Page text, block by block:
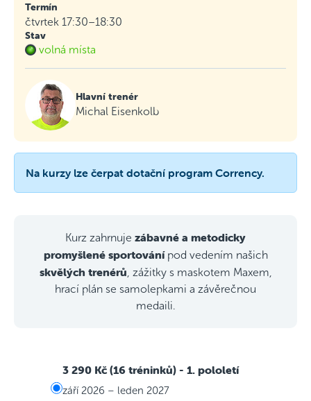
Termín
čtvrtek 17:30–18:30
Stav
volná místa
Hlavní trenér
Michal Eisenkolb
Na kurzy lze čerpat dotační program Corrency.
Kurz zahrnuje zábavné a metodicky
promyšlené sportovánípod vedením našich
skvělých trenérů , zážitky s maskotem Maxem,
hrací plán se samolepkami a závěrečnou
medaili.
3 290 Kč (16 tréninků) - 1. pololetí
září 2026 – leden 2027